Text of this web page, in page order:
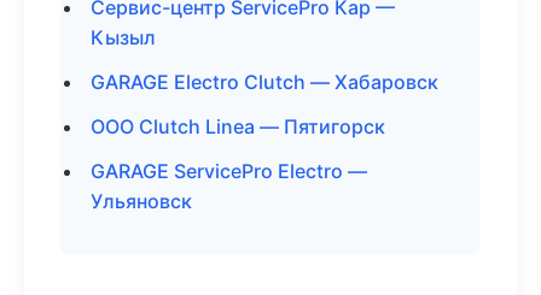
Сервис-центр ServicePro Кар —
Кызыл
GARAGE Electro Clutch — Хабаровск
ООО Clutch Linea — Пятигорск
GARAGE ServicePro Electro —
Ульяновск